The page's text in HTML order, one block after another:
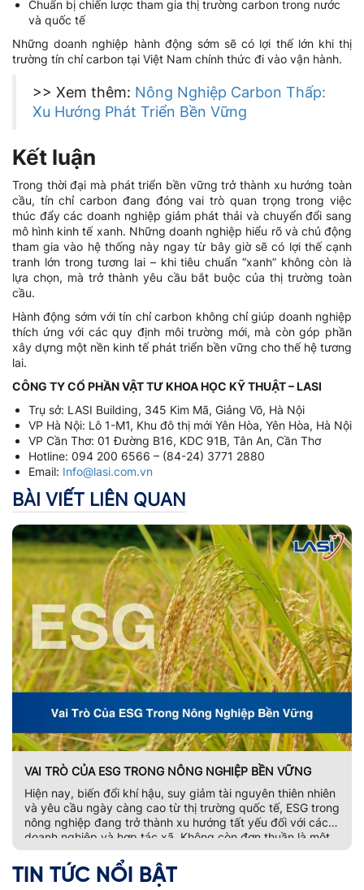
Chuẩn bị chiến lược tham gia thị trường carbon trong nước
và quốc tế
Những doanh nghiệp hành động sớm sẽ có lợi thế lớn khi thị
trường tín chỉ carbon tại Việt Nam chính thức đi vào vận hành.
>> Xem thêm: Nông Nghiệp Carbon Thấp:
Xu Hướng Phát Triển Bền Vững
Kết luận
Trong thời đại mà phát triển bền vững trở thành xu hướng toàn
cầu, tín chỉ carbon đang đóng vai trò quan trọng trong việc
thúc đẩy các doanh nghiệp giảm phát thải và chuyển đổi sang
mô hình kinh tế xanh. Những doanh nghiệp hiểu rõ và chủ động
tham gia vào hệ thống này ngay từ bây giờ sẽ có lợi thế cạnh
tranh lớn trong tương lai – khi tiêu chuẩn “xanh” không còn là
lựa chọn, mà trở thành yêu cầu bắt buộc của thị trường toàn
cầu.
Hành động sớm với tín chỉ carbon không chỉ giúp doanh nghiệp
thích ứng với các quy định môi trường mới, mà còn góp phần
xây dựng một nền kinh tế phát triển bền vững cho thế hệ tương
lai.
CÔNG TY CỔ PHẦN VẬT TƯ KHOA HỌC KỸ THUẬT – LASI
Trụ sở: LASI Building, 345 Kim Mã, Giảng Võ, Hà Nội
VP Hà Nội: Lô 1-M1, Khu đô thị mới Yên Hòa, Yên Hòa, Hà Nội
VP Cần Thơ: 01 Đường B16, KDC 91B, Tân An, Cần Thơ
Hotline: 094 200 6566 – (84-24) 3771 2880
Email: Info@lasi.com.vn
BÀI VIẾT LIÊN QUAN
VAI TRÒ CỦA ESG TRONG NÔNG NGHIỆP BỀN VỮNG
Hiện nay, biến đổi khí hậu, suy giảm tài nguyên thiên nhiên
và yêu cầu ngày càng cao từ thị trường quốc tế, ESG trong
nông nghiệp đang trở thành xu hướng tất yếu đối với các
doanh nghiệp và hợp tác xã. Không còn đơn thuần là một
bộ tiêu chí đánh giá phát […]
TIN TỨC NỔI BẬT